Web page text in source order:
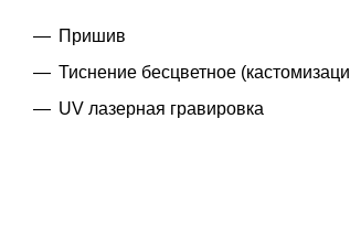
Пришив
Тиснение бесцветное (кастомизаци
UV лазерная гравировка